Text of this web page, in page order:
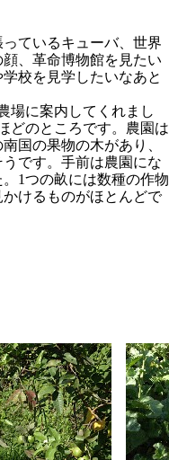
ているキューバ、世界
、革命博物館を見たい
校を見学したいなあと
場に案内してくれまし
どのところです。農園は
国の果物の木があり、
です。手前は農園にな
1つの畝には数種の作物
けるものがほとんどで